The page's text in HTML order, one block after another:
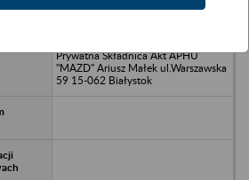
Augustowskie Rękodzieła
Prywatna Składnica Akt APHU
"MAZD" Ariusz Małek ul.Warszawska
59 15-062 Białystok